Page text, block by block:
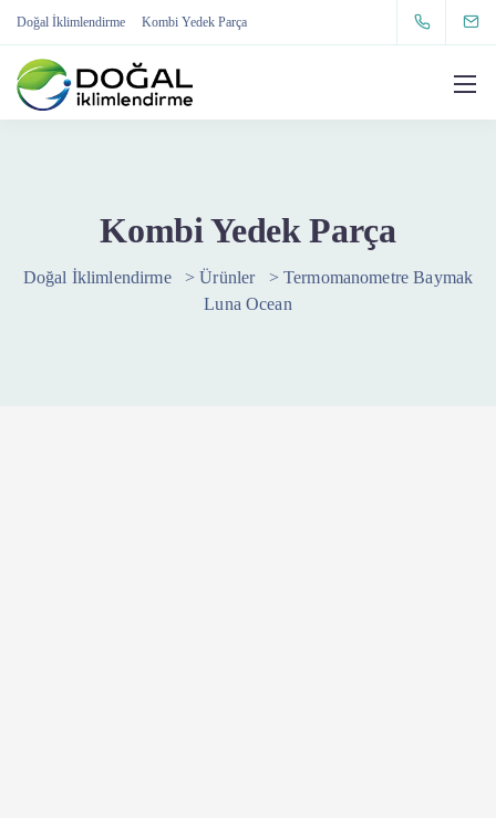
Doğal İklimlendirme Kombi Yedek Parça
Kombi Yedek Parça
Doğal İklimlendirme >Ürünler > Termomanometre Baymak
Luna Ocean